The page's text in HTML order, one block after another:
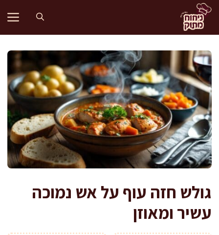
לדלג
לתוכן
גולש חזה עוף על אש נמוכה
עשיר ומאוזן